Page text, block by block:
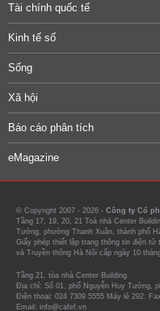
Tài chính quốc tế
Kinh tế số
Sống
Xã hội
Báo cáo phân tích
eMagazine
© Copyright 2007 - 2026 - Công ty Cổ
Tầng 17, 19, 20, 21 Toà nhà Center
Tưởng, phường Thanh Xuân, thành phố
Giấy phép thiết lập trang thông tin điện
và Truyền thông Hà Nội cấp ngày 10
Tầng 21, tòa nhà Center Building.
Địa chỉ: Số 01, phố Nguyễn Huy Tưởng,
Điện thoại: 024 7309 5555 Máy lẻ 292.
Email: info@cafef.vn